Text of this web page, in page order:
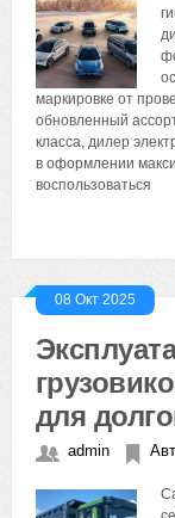
маркировке от
обновленный
класса, дилер
в оформлении
воспользоваться
08 Окт 2025
для
admin